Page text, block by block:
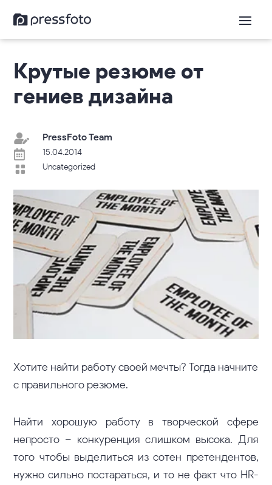
Крутые резюме от
гениев дизайна
 PressFoto Team
 15.04.2014
 Uncategorized
Хотите найти работу своей мечты? Тогда начните
с правильного резюме.
Найти хорошую работу в творческой сфере
непросто – конкуренция слишком высока. Для
того чтобы выделиться из сотен претендентов,
нужно сильно постараться, и то не факт что HR-